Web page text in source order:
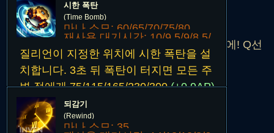
시한 폭탄
(Time Bomb)
마나 소모: 60/65/70/75/80
재사용 대기시간: 10/9.5/9/8.5/
8초
질리언이 지정한 위치에 시한 폭탄을 설
치합니다. 3초 뒤 폭탄이 터지면 모든 주
변 적에게 75/115/165/230/300(+0.9AP)
의 마법 피해를 입힙니다.
질리언에게 공격스킬은 Q밖에 없기때문에
거기다가 "미드" 질리언 이기때문에
우린 서폿이 아니잖아요? 딜을 해야하기 때문에! Q선
마를 해줍니다
되감기
(Rewind)
마나 소모: 35
그리고 두번째 선마는 W 입니다
찍을수록 재사용 대기시간이 짧아지게되는데